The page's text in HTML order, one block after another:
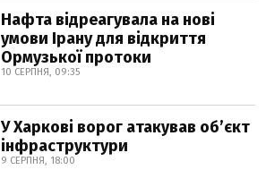
Нафта відреагувала на нові
умови Ірану для відкриття
Ормузької протоки
10 СЕРПНЯ, 09:35
У Харкові ворог атакував обʼєкт
інфраструктури
9 СЕРПНЯ, 18:00